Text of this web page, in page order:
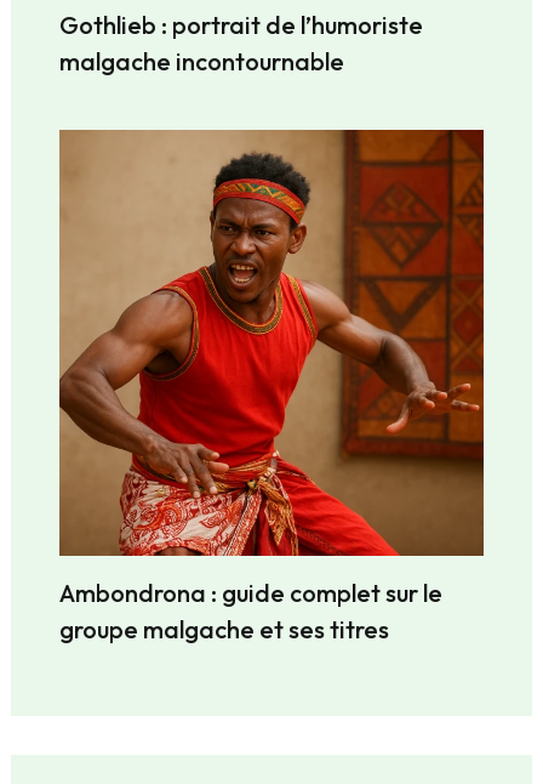
Gothlieb : portrait de l’humoriste
malgache incontournable
Ambondrona : guide complet sur le
groupe malgache et ses titres